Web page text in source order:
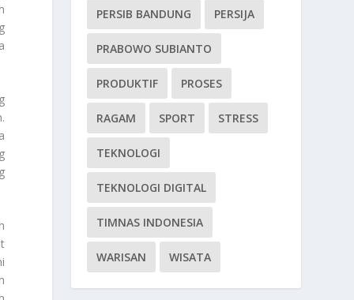
PERSIB BANDUNG PERSIJA
PRABOWO SUBIANTO
PRODUKTIF PROSES
RAGAM SPORT STRESS
TEKNOLOGI
TEKNOLOGI DIGITAL
TIMNAS INDONESIA
WARISAN WISATA